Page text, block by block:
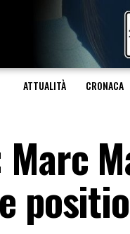
ATTUALITÀ CRONACA
Marc